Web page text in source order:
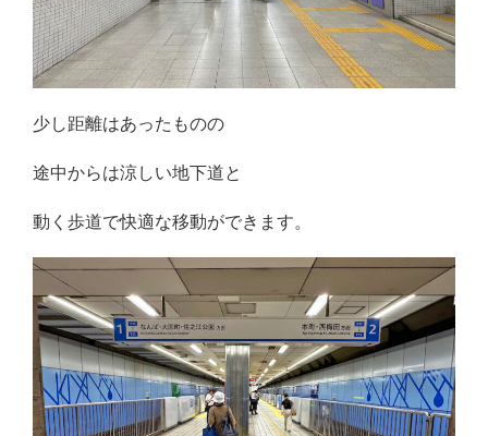
少し距離はあったものの
途中からは涼しい地下道と
動く歩道で快適な移動ができます。